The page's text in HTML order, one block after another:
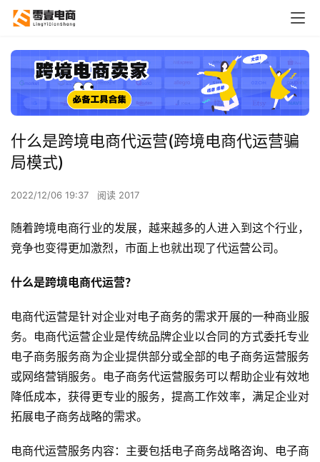
什么是跨境电商代运营(跨境电商代运营骗
局模式)
2022/12/06 19:37 阅读 2017
随着跨境电商行业的发展，越来越多的人进入到这个行业，
竞争也变得更加激烈，市面上也就出现了代运营公司。
什么是跨境电商代运营？
电商代运营是针对企业对电子商务的需求开展的一种商业服
务。电商代运营企业是传统品牌企业以合同的方式委托专业
电子商务服务商为企业提供部分或全部的电子商务运营服务
或网络营销服务。电子商务代运营服务可以帮助企业有效地
降低成本，获得更专业的服务，提高工作效率，满足企业对
拓展电子商务战略的需求。
电商代运营服务内容：主要包括电子商务战略咨询、电子商